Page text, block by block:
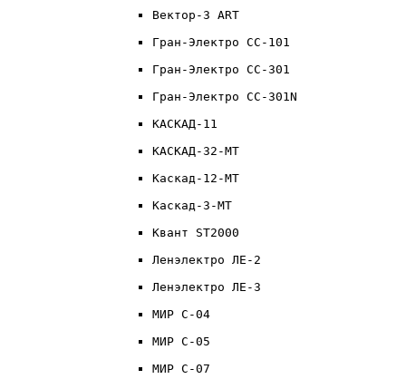
Вектор-3 ART
Гран-Электро СС-101
Гран-Электро СС-301
Гран-Электро СС-301N
КАСКАД-11
КАСКАД-32-МТ
Каскад-12-МТ
Каскад-3-МТ
Квант ST2000
Ленэлектро ЛЕ-2
Ленэлектро ЛЕ-3
МИР С-04
МИР С-05
МИР С-07